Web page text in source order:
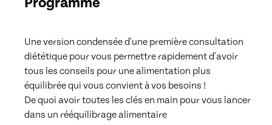
Une version condensée d'une première consultation
diététique pour vous permettre rapidement d'avoir
tous les conseils pour une alimentation plus
équilibrée qui vous convient à vos besoins !
De quoi avoir toutes les clés en main pour vous lancer
dans un rééquilibrage alimentaire